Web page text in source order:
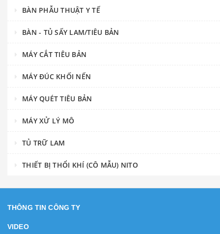
BÀN PHẪU THUẬT Y TẾ
BÀN - TỦ SẤY LAM/TIÊU BẢN
MÁY CẮT TIÊU BẢN
MÁY ĐÚC KHỐI NẾN
MÁY QUÉT TIÊU BẢN
MÁY XỬ LÝ MÔ
TỦ TRỮ LAM
THIẾT BỊ THỔI KHÍ (CÔ MẪU) NITO
THÔNG TIN CÔNG TY
VIDEO